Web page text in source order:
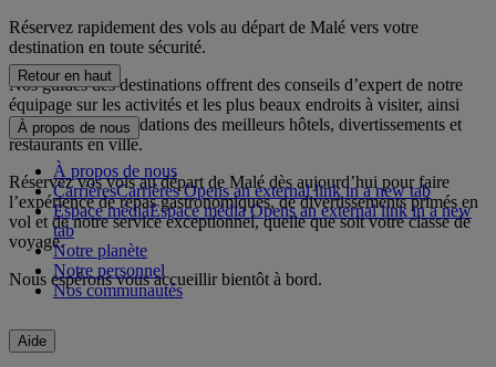
Réservez rapidement des vols au départ de Malé vers votre
destination en toute sécurité.
Nos guides des destinations offrent des conseils d’expert de notre
équipage sur les activités et les plus beaux endroits à visiter, ainsi
que des recommandations des meilleurs hôtels, divertissements et
restaurants en ville.
Réservez vos vols au départ de Malé dès aujourd’hui pour faire
l’expérience de repas gastronomiques, de divertissements primés en
vol et de notre service exceptionnel, quelle que soit votre classe de
voyage.
Nous espérons vous accueillir bientôt à bord.
Retour en haut
À propos de nous
À propos de nous
CarrièresCarrières Opens an external link in a new tab
Espace médiaEspace média Opens an external link in a new
tab
Notre planète
Notre personnel
Nos communautés
Aide